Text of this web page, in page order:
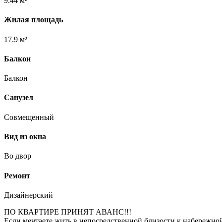
Жилая площадь
17.9 м²
Балкон
Балкон
Санузел
Совмещенный
Вид из окна
Во двор
Ремонт
Дизайнерский
ПО КВАРТИРЕ ПРИНЯТ АВАНС!!!